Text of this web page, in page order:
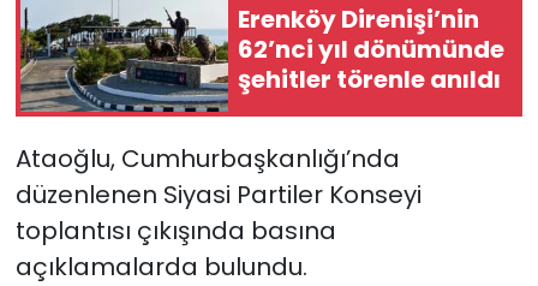
Erenköy Direnişi’nin
62’nci yıl dönümünde
şehitler törenle anıldı
Ataoğlu, Cumhurbaşkanlığı’nda
düzenlenen Siyasi Partiler Konseyi
toplantısı çıkışında basına
açıklamalarda bulundu.
Video Galeri
YAŞAM